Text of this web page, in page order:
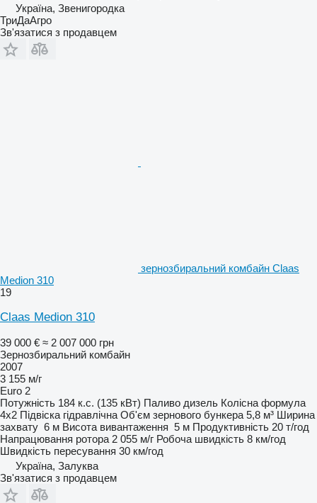
Україна, Звенигородка
ТриДаАгро
Зв'язатися з продавцем
зернозбиральний комбайн Claas
Medion 310
19
Claas Medion 310
39 000 € ≈ 2 007 000 грн
Зернозбиральний комбайн
2007
3 155 м/г
Euro 2
Потужність 184 к.с. (135 кВт) Паливо дизель Колісна формула
4x2 Підвіска гідравлічна Об'єм зернового бункера 5,8 м³ Ширина
захвату 6 м Висота вивантаження 5 м Продуктивність 20 т/год
Напрацювання ротора 2 055 м/г Робоча швидкість 8 км/год
Швидкість пересування 30 км/год
Україна, Залуква
Зв'язатися з продавцем